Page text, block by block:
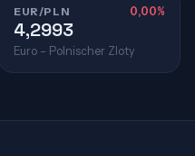
EUR/PLN 0,00%
4,2993
Euro – Polnischer Zloty